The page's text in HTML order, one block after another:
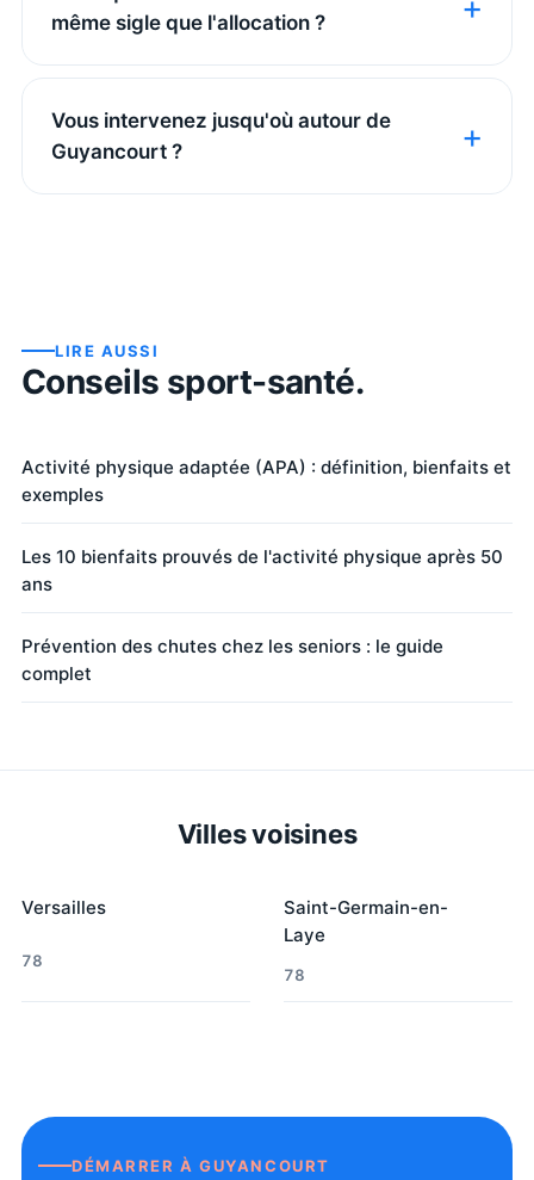
même sigle que l'allocation ?
Vous intervenez jusqu'où autour de
Guyancourt ?
LIRE AUSSI
Conseils sport-santé.
Activité physique adaptée (APA) : définition, bienfaits et
exemples
Les 10 bienfaits prouvés de l'activité physique après 50
ans
Prévention des chutes chez les seniors : le guide
complet
Villes voisines
Versailles
78
Saint-Germain-en-
Laye
78
DÉMARRER ÀGUYANCOURT